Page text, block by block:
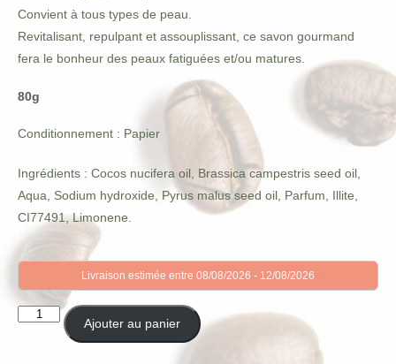
Convient à tous types de peau.
Revitalisant, repulpant et assouplissant, ce savon gourmand
fera le bonheur des peaux fatiguées et/ou matures.
80g
Conditionnement : Papier
Ingrédients : Cocos nucifera oil, Brassica campestris seed oil,
Aqua, Sodium hydroxide, Pyrus malus seed oil, Parfum, Illite,
CI77491, Limonene.
Livraison estimée entre 08/08/2026 - 12/08/2026
quantité
Ajouter au panier